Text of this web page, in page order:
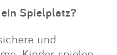
Spielplatz?
und